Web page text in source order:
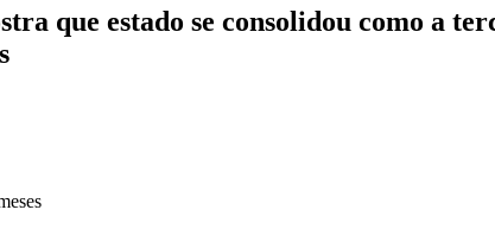
que estado se consolidou como a